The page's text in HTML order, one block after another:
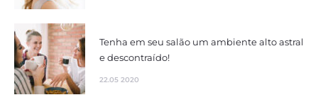
Tenha em seu salão um ambiente alto astral
e descontraído!
22.05 2020